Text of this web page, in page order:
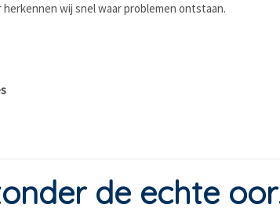
wij snel waar problemen ontstaan.
de echte